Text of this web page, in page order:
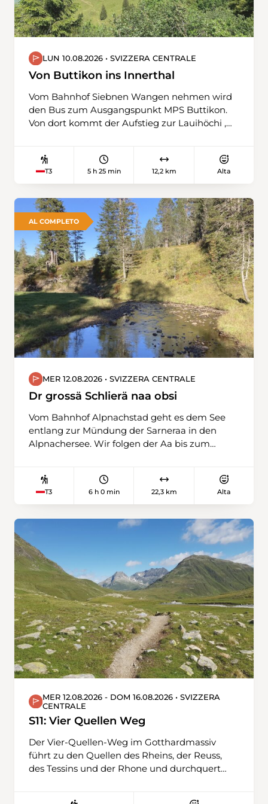
LUN 10.08.2026 • SVIZZERA CENTRALE
Von Buttikon ins Innerthal
Vom Bahnhof Siebnen Wangen nehmen wird
den Bus zum Ausgangspunkt MPS Buttikon.
Von dort kommt der Aufstieg zur Lauihöchi ,
Trepsenalp unter den Felsen der
Bockmattliwand zur Alp Schwarzenegg. Von
der Marsch zur Bushaltestelle Innerthal von
dort nehmen wir den Bus zum Bahnhof
Siebnen Wangen
T3 5 h 25 min 12,2 km Alta
AL COMPLETO
MER 12.08.2026 • SVIZZERA CENTRALE
Dr grossä Schlierä naa obsi
Vom Bahnhof Alpnachstad geht es dem See
entlang zur Mündung der Sarneraa in den
Alpnachersee. Wir folgen der Aa bis zum
aufwärts auf dem Weg folgend, erreichen wir
Schoried. Da entfernt sich der Weg mehr oder
Wanderwege wechseln sich ab. Die Steigung
nimmt zu und nach einem kurzen Abstieg
erreichen wir das imposante Falhörnli. Jetzt
geht es steil durch Wald und Weiden zum
Nübrüechli. Nun haben wir die meiste Höhe
überwunden und es geht gemächlicher
Richtung Langis. Doch vorher schlängelt sich
unser Weg dem noch jungen Bachlauf der
Grossen Schlieren entlang und wir geniessen
eine Erfrischung im Schwendi Kaltbad.
T3 6 h 0 min 22,3 km Alta
MER 12.08.2026 - DOM 16.08.2026 • SVIZZERA
CENTRALE
S11: Vier Quellen Weg
Der Vier-Quellen-Weg im Gotthardmassiv
führt zu den Quellen des Rheins, der Reuss,
des Tessins und der Rhone und durchquert